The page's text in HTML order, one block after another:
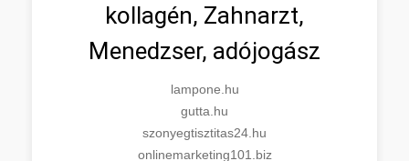
kollagén, Zahnarzt,
Menedzser, adójogász
lampone.hu
gutta.hu
szonyegtisztitas24.hu
onlinemarketing101.biz